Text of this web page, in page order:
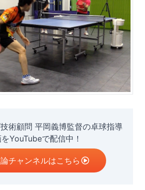
術顧問 平岡義博監督の卓球指導
YouTubeで配信中！
チャンネルはこちら